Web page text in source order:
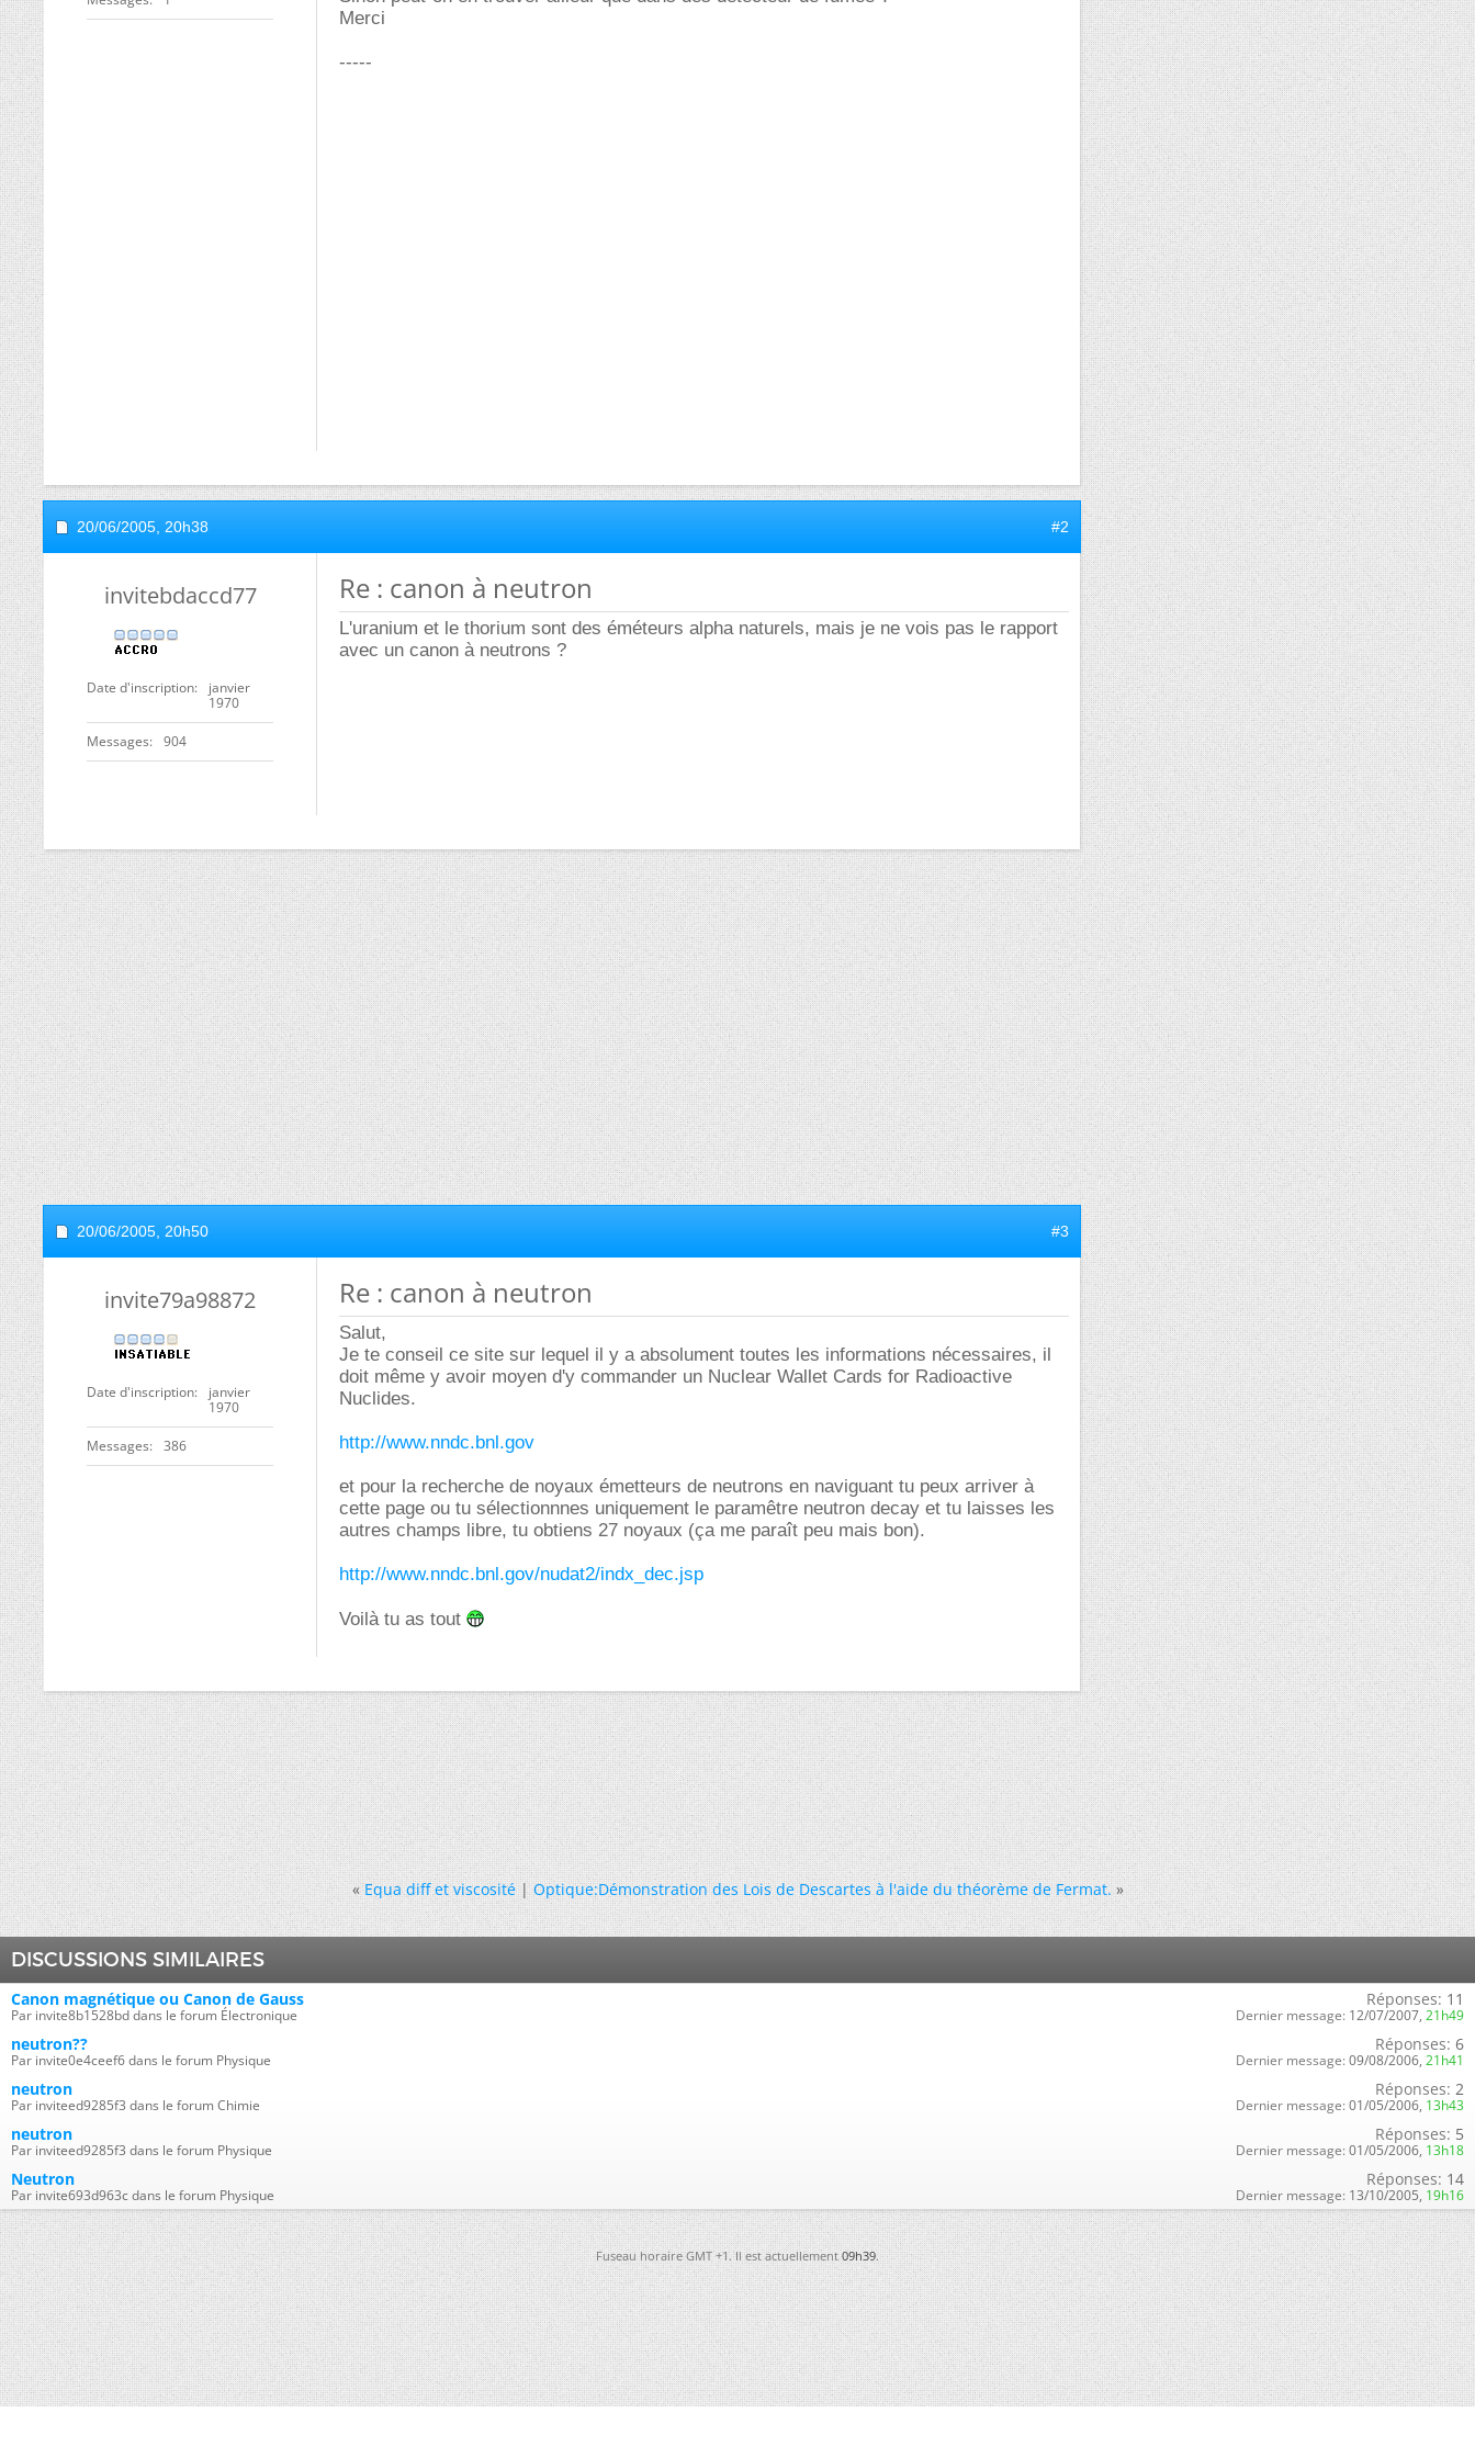
Merci
-----
20/06/2005, 20h38 #2
invitebdaccd77
Date d'inscription
janvier
1970
Messages 904
Re : canon à neutron
L'uranium et le thorium sont des éméteurs alpha naturels, mais je ne vois pas le rapport
avec un canon à neutrons ?
20/06/2005, 20h50 #3
invite79a98872
Date d'inscription
janvier
1970
Messages 386
Re : canon à neutron
Salut,
Je te conseil ce site sur lequel il y a absolument toutes les informations nécessaires, il
doit même y avoir moyen d'y commander un Nuclear Wallet Cards for Radioactive
Nuclides.
http://www.nndc.bnl.gov
et pour la recherche de noyaux émetteurs de neutrons en naviguant tu peux arriver à
cette page ou tu sélectionnnes uniquement le paramêtre neutron decay et tu laisses les
autres champs libre, tu obtiens 27 noyaux (ça me paraît peu mais bon).
http://www.nndc.bnl.gov/nudat2/indx_dec.jsp
Voilà tu as tout
« Equa diff et viscosité|Optique:Démonstration des Lois de Descartes à l'aide du théorème de Fermat. »
DISCUSSIONS SIMILAIRES
Canon magnétique ou Canon de Gauss
Par invite8b1528bd dans le forum Électronique
Réponses: 11
Dernier message: 12/07/2007, 21h49
neutron??
Par invite0e4ceef6 dans le forum Physique
Réponses: 6
Dernier message: 09/08/2006, 21h41
neutron
Par inviteed9285f3 dans le forum Chimie
Réponses: 2
Dernier message: 01/05/2006, 13h43
neutron
Par inviteed9285f3 dans le forum Physique
Réponses: 5
Dernier message: 01/05/2006, 13h18
Neutron
Par invite693d963c dans le forum Physique
Réponses: 14
Dernier message: 13/10/2005, 19h16
Fuseau horaire GMT +1. Il est actuellement09h39.